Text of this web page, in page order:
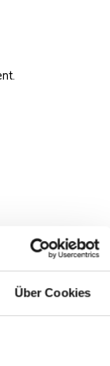
Über Cookies